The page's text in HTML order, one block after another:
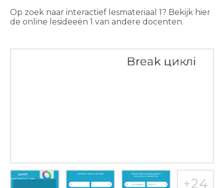
Op zoek naar interactief lesmateriaal 1? Bekijk hier
de online lesideeën 1 van andere docenten.